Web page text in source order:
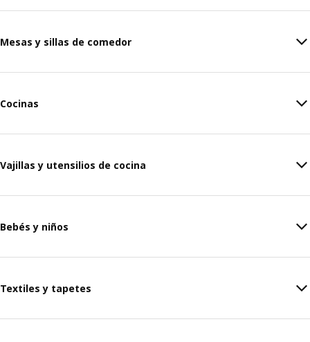
Mesas y sillas de comedor
Cocinas
Vajillas y utensilios de cocina
Bebés y niños
Textiles y tapetes